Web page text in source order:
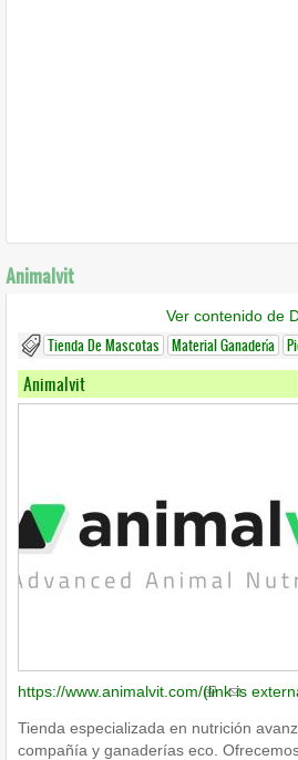
Animalvit
Ver contenido de
Tienda De Mascotas Material Ganadería
Animalvit
https://www.animalvit.com/(link is
Tienda especializada en nutrición
compañía y ganaderías eco.